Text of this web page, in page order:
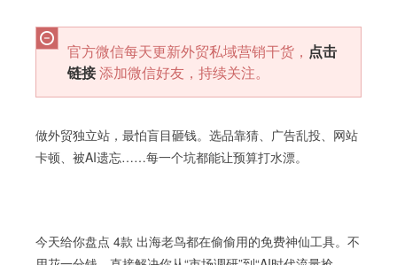
官方微信每天更新外贸私域营销干货， 点击
链接添加微信好友，持续关注。
做外贸独立站，最怕盲目砸钱。选品靠猜、广告乱投、网站
卡顿、被AI遗忘……每一个坑都能让预算打水漂。
今天给你盘点 4款 出海老鸟都在偷偷用的免费神仙工具。不